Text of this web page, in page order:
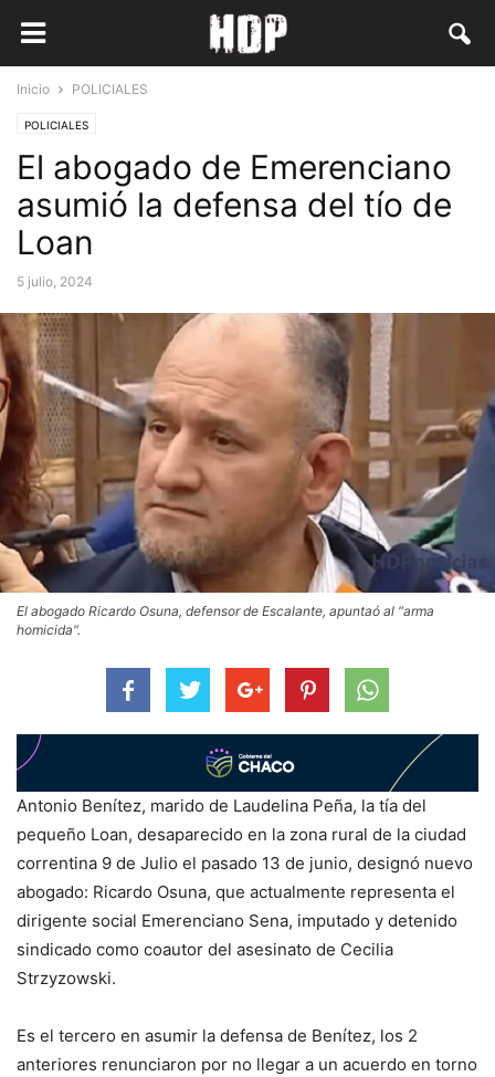
Inicio POLICIALES
POLICIALES
El abogado de Emerenciano
asumió la defensa del tío de
Loan
5 julio, 2024
El abogado Ricardo Osuna, defensor de Escalante, apuntaó al "arma
homicida".
Antonio Benítez, marido de Laudelina Peña, la tía del
pequeño Loan, desaparecido en la zona rural de la ciudad
correntina 9 de Julio el pasado 13 de junio, designó nuevo
abogado: Ricardo Osuna, que actualmente representa el
dirigente social Emerenciano Sena, imputado y detenido
sindicado como coautor del asesinato de Cecilia
Strzyzowski.
Es el tercero en asumir la defensa de Benítez, los 2
anteriores renunciaron por no llegar a un acuerdo en torno